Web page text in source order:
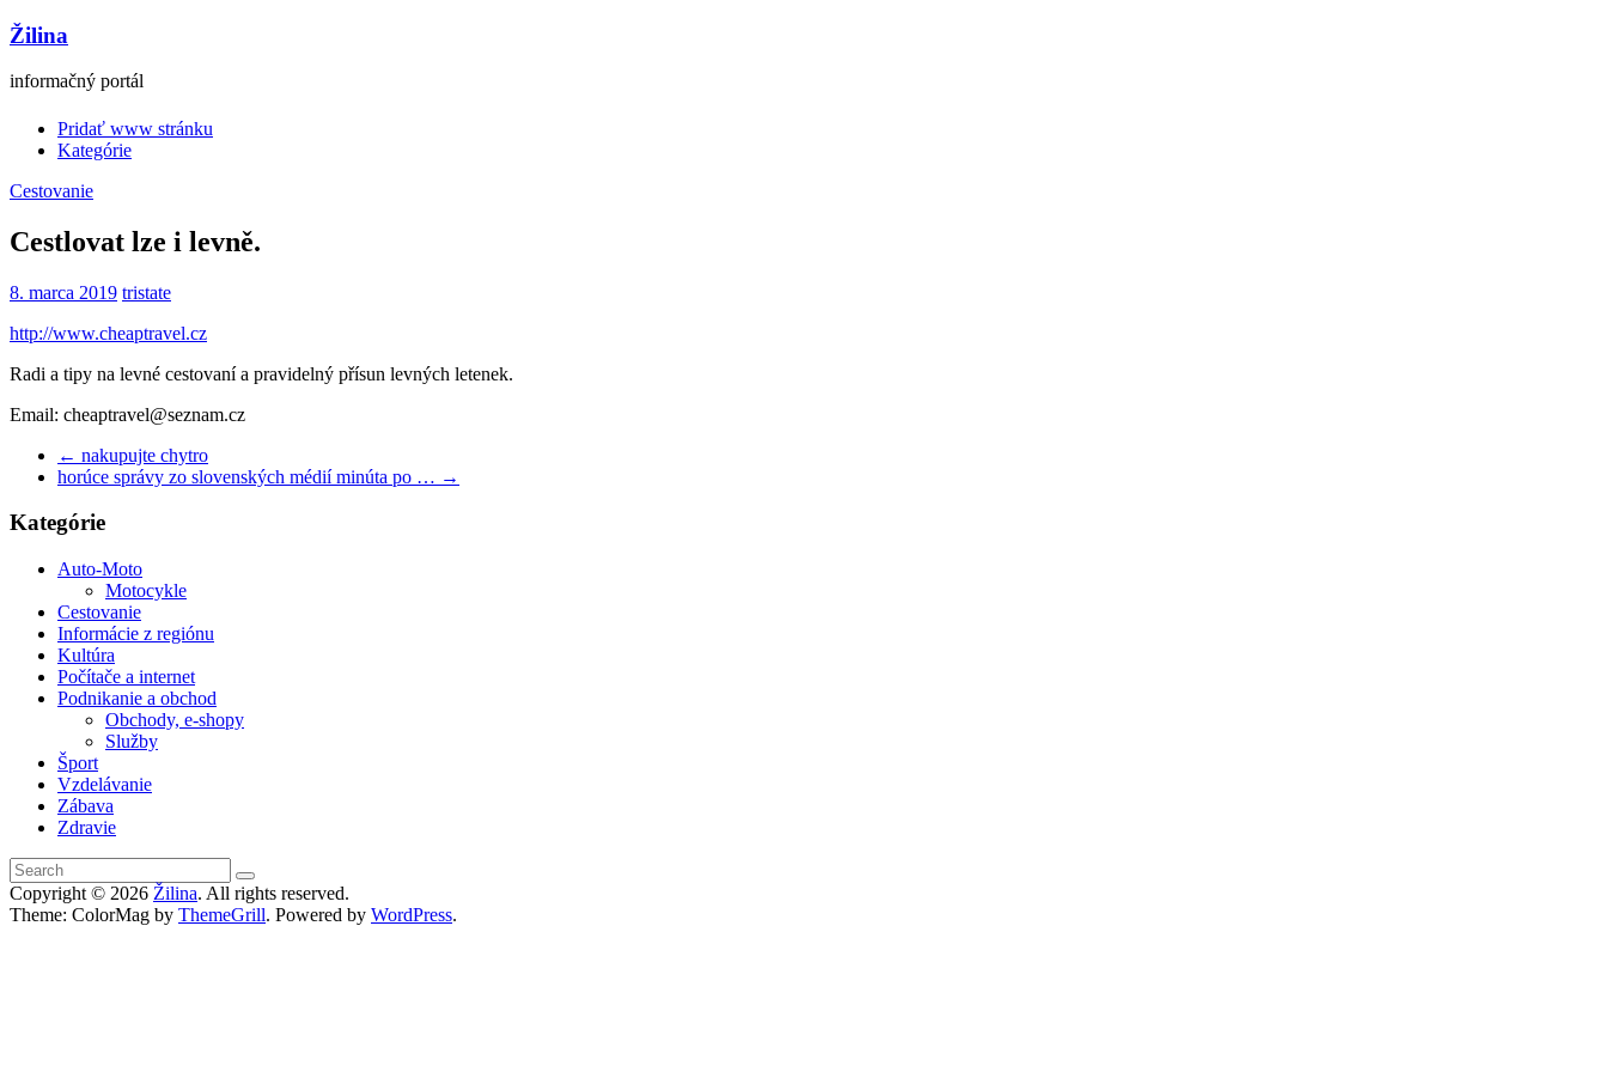
Žilina
informačný portál
Pridať www stránku
Kategórie
Cestovanie
Cestlovat lze i levně.
8. marca 2019 tristate
http://www.cheaptravel.cz
Radi a tipy na levné cestovaní a pravidelný přísun levných letenek.
Email: cheaptravel@seznam.cz
← nakupujte chytro
horúce správy zo slovenských médií minúta po … →
Kategórie
Auto-Moto
Motocykle
Cestovanie
Informácie z regiónu
Kultúra
Počítače a internet
Podnikanie a obchod
Obchody, e-shopy
Služby
Šport
Vzdelávanie
Zábava
Zdravie
Copyright © 2026 Žilina. All rights reserved.
Theme: ColorMag by ThemeGrill. Powered by WordPress.